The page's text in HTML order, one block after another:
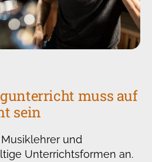
muss auf
sein
und
Unterrichtsformen an.